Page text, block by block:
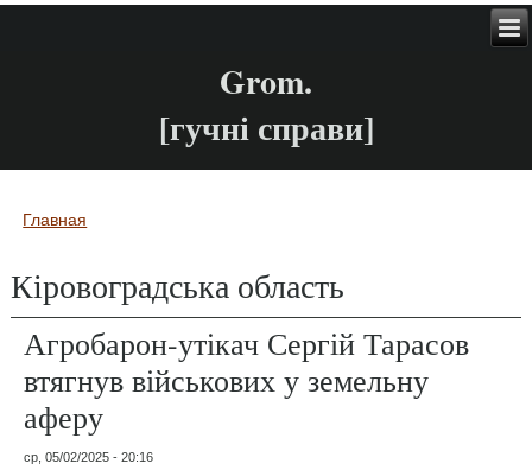
Grom.
[гучні справи]
Вы здесь
Главная
Кіровоградська область
Агробарон-утікач Сергій Тарасов
втягнув військових у земельну
аферу
ср, 05/02/2025 - 20:16